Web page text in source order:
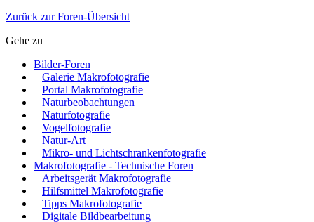
Zurück zur Foren-Übersicht
Gehe zu
Bilder-Foren
Galerie Makrofotografie
Portal Makrofotografie
Naturbeobachtungen
Naturfotografie
Vogelfotografie
Natur-Art
Mikro- und Lichtschrankenfotografie
Makrofotografie - Technische Foren
Arbeitsgerät Makrofotografie
Hilfsmittel Makrofotografie
Tipps Makrofotografie
Digitale Bildbearbeitung